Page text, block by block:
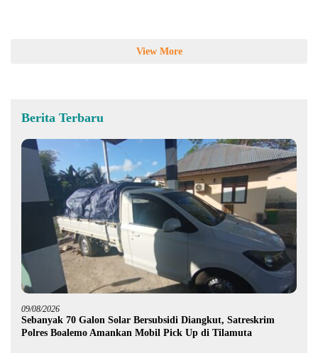
View More
Berita Terbaru
09/08/2026
Sebanyak 70 Galon Solar Bersubsidi Diangkut, Satreskrim
Polres Boalemo Amankan Mobil Pick Up di Tilamuta